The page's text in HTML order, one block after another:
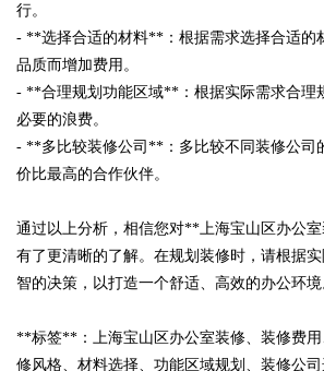
行。
- **选择合适的材料**：根据需求选择合适的
品质而增加费用。
- **合理规划功能区域**：根据实际需求合理
必要的浪费。
- **多比较装修公司**：多比较不同装修公司
价比最高的合作伙伴。
通过以上分析，相信您对**上海宝山区办公
有了更清晰的了解。在规划装修时，请根据
智的决策，以打造一个舒适、高效的办公环境
**标签**：上海宝山区办公室装修、装修费
修风格、材料选择、功能区域规划、装修公